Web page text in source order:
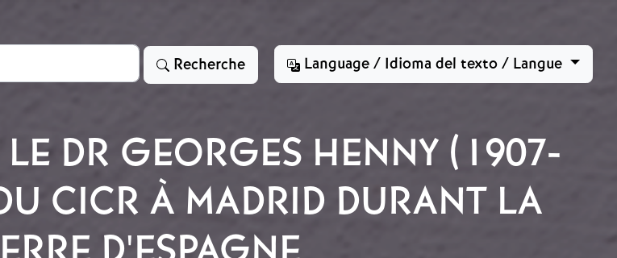
Recherche Language / Idioma del texto / Langue
LE DR GEORGES HENNY (1907-
CICR À MADRID DURANT LA